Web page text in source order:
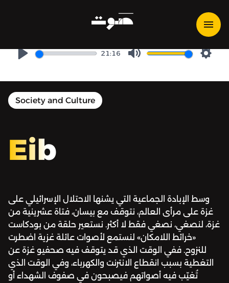
21:16
Society and Culture
Eib
وسط الإبادة الجماعية التي يشنها الاحتلال الإسرائيلي على
غزة على مرأى العالم، نتوقف مع بيسان، فتاة عشرينية من
غزة، لنصغي، نصغي فقط لا أكثر. نستعير حلقة من بودكاست
«خرائط اللامكان» لنستمع لأصوات عائلة غزية اضطرت
للنزوح. ففي الوقت الذي قد يتوقف فيه صحفيو غزة عن
التغطية بسبب انقطاع الانترنت والكهرباء، وفي الوقت الذي
تُغيّب فيه أصواتهم فيصبحون في صفوف الشهداء أو